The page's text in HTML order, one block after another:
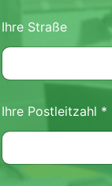
Ihre Straße
Ihre Postleitzahl *